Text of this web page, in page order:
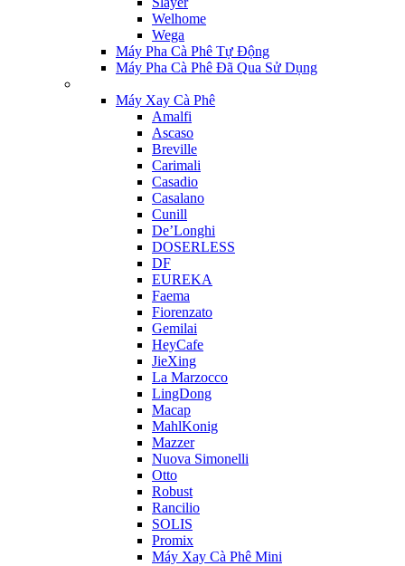
Welhome
Wega
Máy Pha Cà Phê Tự Động
Máy Pha Cà Phê Đã Qua Sử Dụng
Máy Xay Cà Phê
Amalfi
Ascaso
Breville
Carimali
Casadio
Casalano
Cunill
De’Longhi
DOSERLESS
DF
EUREKA
Faema
Fiorenzato
Gemilai
HeyCafe
JieXing
La Marzocco
LingDong
Macap
MahlKonig
Mazzer
Nuova Simonelli
Otto
Robust
Rancilio
SOLIS
Promix
Máy Xay Cà Phê Mini